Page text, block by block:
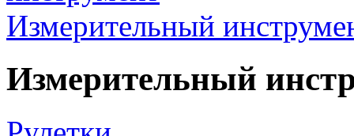
Измерительный
Измерительный